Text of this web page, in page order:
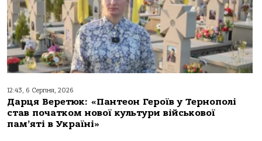
12:43, 6 Серпня, 2026
Дарця Веретюк: «Пантеон Героїв у Тернополі
став початком нової культури військової
пам’яті в Україні»